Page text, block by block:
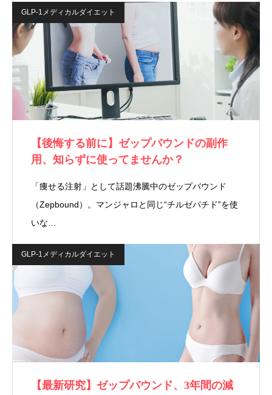
GLP-1メディカルダイエット
【後悔する前に】ゼップバウンドの副作
用、知らずに使ってませんか？
「痩せる注射」として話題沸騰中のゼップバウンド
（Zepbound）。マンジャロと同じ“チルゼパチド”を使
いな…
GLP-1メディカルダイエット
【最新研究】ゼップバウンド、3年間の減